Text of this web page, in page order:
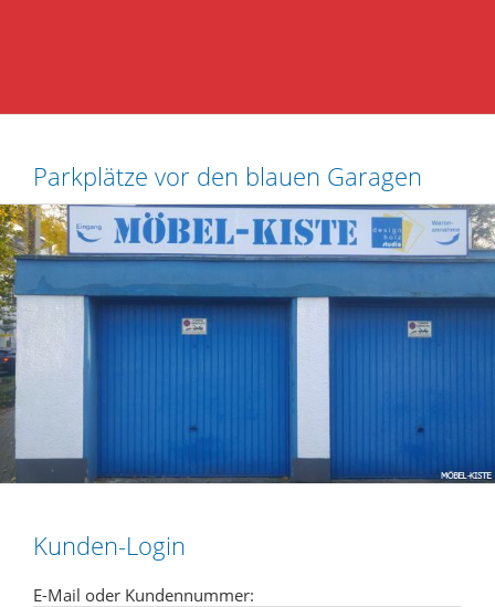
Parkplätze vor den blauen Garagen
Kunden-Login
E-Mail oder Kundennummer: